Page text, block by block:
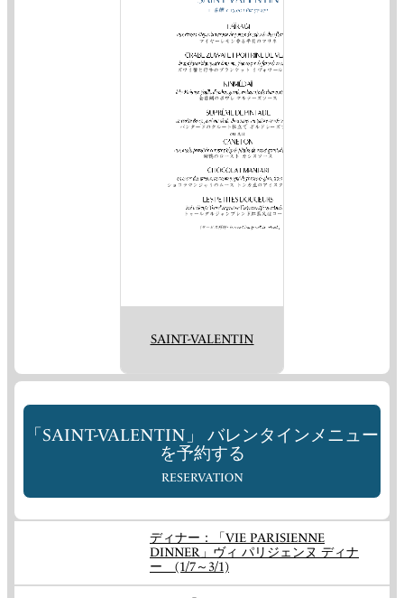
SAINT-VALENTIN
ディナー：「VIE PARISIENNE
DINNER」ヴィ パリジェンヌ ディナ
ー (1/7～3/1)
「SAINT-VALENTIN」 バレンタインメニュー
を予約する
RESERVATION